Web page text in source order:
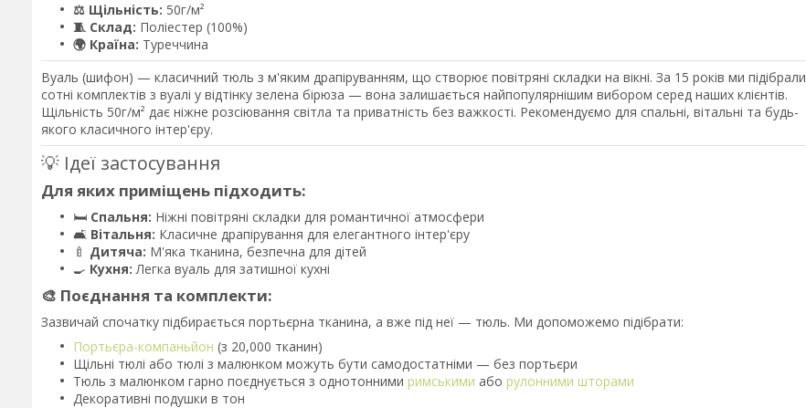
⚖️ Щільність: 50г/м²
🧵 Склад: Поліестер (100%)
🌍 Країна: Туреччина
Вуаль (шифон) — класичний тюль з м'яким драпіруванням, що створює повітряні складки на вікні. За 15 років ми підібрали
сотні комплектів з вуалі у відтінку зелена бірюза — вона залишається найпопулярнішим вибором серед наших клієнтів.
Щільність 50г/м² дає ніжне розсіювання світла та приватність без важкості. Рекомендуємо для спальні, вітальні та будь-
якого класичного інтер'єру.
💡 Ідеї застосування
Для яких приміщень підходить:
🛏️ Спальня: Ніжні повітряні складки для романтичної атмосфери
🛋️ Вітальня: Класичне драпірування для елегантного інтер'єру
🍼 Дитяча: М'яка тканина, безпечна для дітей
🍳 Кухня: Легка вуаль для затишної кухні
🎨 Поєднання та комплекти:
Зазвичай спочатку підбирається портьєрна тканина, а вже під неї — тюль. Ми допоможемо підібрати:
Портьєра-компаньйон (з 20,000 тканин)
Щільні тюлі або тюлі з малюнком можуть бути самодостатніми — без портьєри
Тюль з малюнком гарно поєднується з однотонними римськими або рулонними шторами
Декоративні подушки в тон